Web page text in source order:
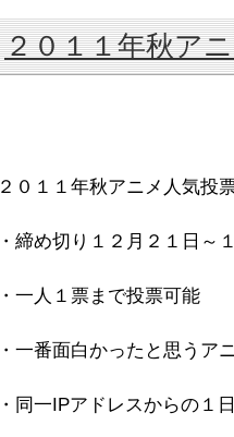
２０１１年秋ア
２０１１年秋アニメ人気投
・締め切り１２月２１日～
・一人１票まで投票可能
・一番面白かったと思うア
・同一IPアドレスからの１